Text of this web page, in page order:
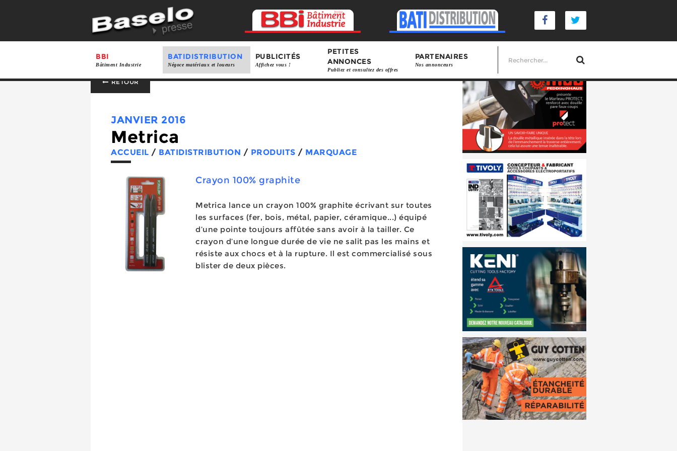
BBI
Bâtiment Industrie
BATIDISTRIBUTION
Négoce matériaux et loueurs
PUBLICITÉS
Affichez vous !
PETITES
ANNONCES
Publiez et consultez des offres
PARTENAIRES
Nos annonceurs
RETOUR
JANVIER 2016
Metrica
ACCUEIL / BATIDISTRIBUTION / PRODUITS / MARQUAGE
Crayon 100% graphite
Metrica lance un crayon 100% graphite écrivant sur toutes
les surfaces (fer, bois, métal, papier, céramique...) équipé
d’une pointe toujours affûtée sans avoir à la tailler. Ce
crayon d’une longue durée de vie ne salit pas les mains et
résiste aux chocs et à la rupture. Il est commercialisé sous
blister de deux pièces.